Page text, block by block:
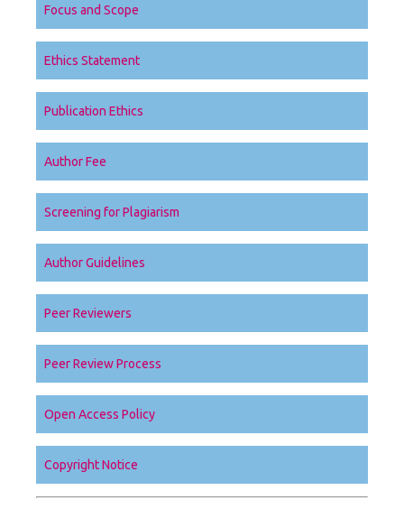
Focus and Scope
Ethics Statement
Publication Ethics
Author Fee
Screening for Plagiarism
Author Guidelines
Peer Reviewers
Peer Review Process
Open Access Policy
Copyright Notice